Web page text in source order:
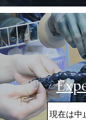
現在は中